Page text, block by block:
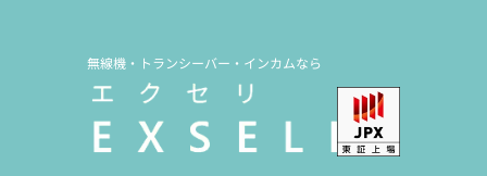
無線機・トランシーバー・インカムなら